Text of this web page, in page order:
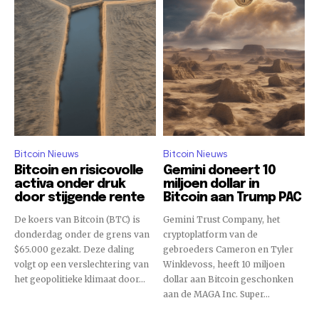
Bitcoin Nieuws
Bitcoin en risicovolle
activa onder druk
door stijgende rente
De koers van Bitcoin (BTC) is
donderdag onder de grens van
$65.000 gezakt. Deze daling
volgt op een verslechtering van
het geopolitieke klimaat door...
Bitcoin Nieuws
Gemini doneert 10
miljoen dollar in
Bitcoin aan Trump PAC
Gemini Trust Company, het
cryptoplatform van de
gebroeders Cameron en Tyler
Winklevoss, heeft 10 miljoen
dollar aan Bitcoin geschonken
aan de MAGA Inc. Super...